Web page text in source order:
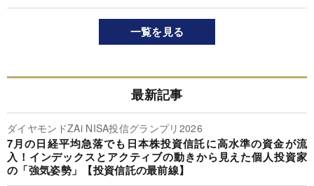
一覧を見る
最新記事
ダイヤモンドZAi NISA投信グランプリ2026
7月の日経平均急落でも日本株投資信託に高水準の資金が流
入！インデックスとアクティブの動きから見えた個人投資家
の「強気姿勢」【投資信託の最前線】